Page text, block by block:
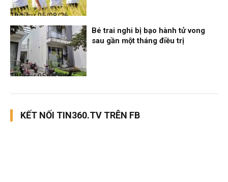
Thời sự
05/08/26, 19:17
Thời sự
05/08/26, 12:06
Bé trai nghi bị bạo hành tử vong
sau gần một tháng điều trị
KẾT NỐI TIN360.TV TRÊN FB